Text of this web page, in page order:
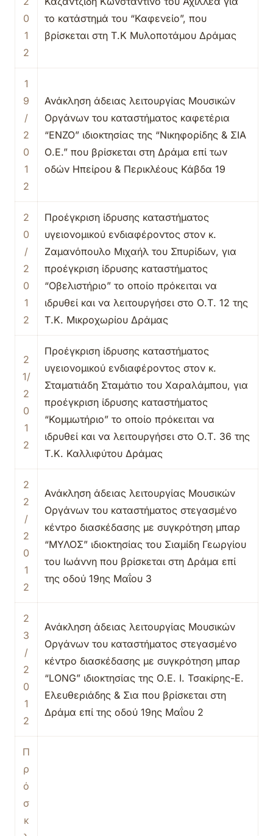
0
1
2
το κατάστημά του “Καφενείο”, που
βρίσκεται στη Τ.Κ Μυλοποτάμου Δράμας
1
9
/
2
0
1
2
Ανάκληση άδειας λειτουργίας Μουσικών
Οργάνων του καταστήματος καφετέρια
“ENZO” ιδιοκτησίας της “Νικηφορίδης & ΣΙΑ
Ο.Ε.” που βρίσκεται στη Δράμα επί των
οδών Ηπείρου & Περικλέους Κάβδα 19
2
0
/
2
0
1
2
Προέγκριση ίδρυσης καταστήματος
υγειονομικού ενδιαφέροντος στον κ.
Ζαμανόπουλο Μιχαήλ του Σπυρίδων, για
προέγκριση ίδρυσης καταστήματος
“Οβελιστήριο” το οποίο πρόκειται να
ιδρυθεί και να λειτουργήσει στο Ο.Τ. 12 της
Τ.Κ. Μικροχωρίου Δράμας
2
1/
2
0
1
2
Προέγκριση ίδρυσης καταστήματος
υγειονομικού ενδιαφέροντος στον κ.
Σταματιάδη Σταμάτιο του Χαραλάμπου, για
προέγκριση ίδρυσης καταστήματος
“Κομμωτήριο” το οποίο πρόκειται να
ιδρυθεί και να λειτουργήσει στο Ο.Τ. 36 της
Τ.Κ. Καλλιφύτου Δράμας
2
2
/
2
0
1
2
Ανάκληση άδειας λειτουργίας Μουσικών
Οργάνων του καταστήματος στεγασμένο
κέντρο διασκέδασης με συγκρότηση μπαρ
“ΜΥΛΟΣ” ιδιοκτησίας του Σιαμίδη Γεωργίου
του Ιωάννη που βρίσκεται στη Δράμα επί
της οδού 19ης Μαΐου 3
2
3
/
2
0
1
2
Ανάκληση άδειας λειτουργίας Μουσικών
Οργάνων του καταστήματος στεγασμένο
κέντρο διασκέδασης με συγκρότηση μπαρ
“LONG” ιδιοκτησίας της Ο.Ε. Ι. Τσακίρης-Ε.
Ελευθεριάδης & Σια που βρίσκεται στη
Δράμα επί της οδού 19ης Μαΐου 2
Π
ρ
ό
σ
κ